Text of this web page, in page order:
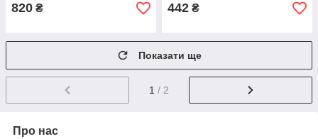
820 ₴ 442 ₴
Показати ще
1 / 2
Про нас